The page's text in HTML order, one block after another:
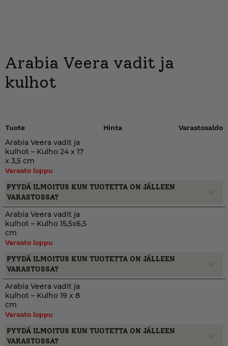
Arabia Veera vadit ja
kulhot
Tuote Hinta Varastosaldo
Arabia Veera vadit ja
kulhot – Kulho 24 x 17
x 3,5 cm
Varasto loppu
PYYDÄ ILMOITUS KUN TUOTETTA ON JÄLLEEN
VARASTOSSA?
Arabia Veera vadit ja
kulhot – Kulho 15,5x6,5
cm
Varasto loppu
PYYDÄ ILMOITUS KUN TUOTETTA ON JÄLLEEN
VARASTOSSA?
Arabia Veera vadit ja
kulhot – Kulho 19 x 8
cm
Varasto loppu
PYYDÄ ILMOITUS KUN TUOTETTA ON JÄLLEEN
VARASTOSSA?